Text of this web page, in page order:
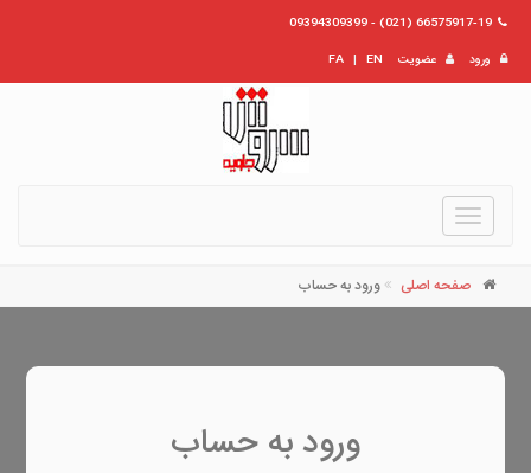
66575917-19 (021) - 09394309399
ورود
عضویت EN
|
FA
Toggle
navigation
صفحه اصلی ورود به حساب
ورود به حساب